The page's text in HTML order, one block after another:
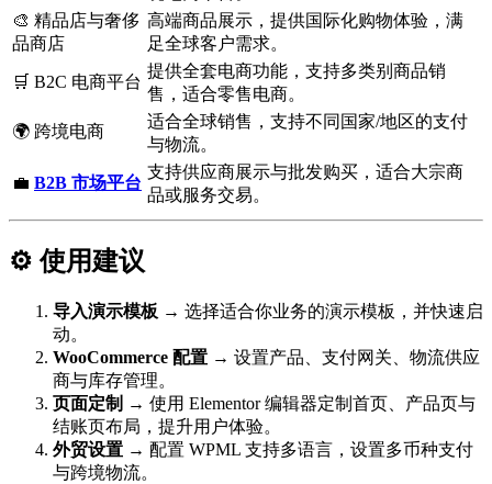
🎨 精品店与奢侈
品商店
高端商品展示，提供国际化购物体验，满
足全球客户需求。
🛒 B2C 电商平台
提供全套电商功能，支持多类别商品销
售，适合零售电商。
🌍 跨境电商
适合全球销售，支持不同国家/地区的支付
与物流。
💼 B2B 市场平台
支持供应商展示与批发购买，适合大宗商
品或服务交易。
⚙️ 使用建议
导入演示模板 → 选择适合你业务的演示模板，并快速启
动。
WooCommerce 配置 → 设置产品、支付网关、物流供应
商与库存管理。
页面定制 → 使用 Elementor 编辑器定制首页、产品页与
结账页布局，提升用户体验。
外贸设置 → 配置 WPML 支持多语言，设置多币种支付
与跨境物流。